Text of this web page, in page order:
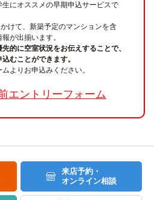
にオススメの早期申込サービスで
けて、新築予定のマンションを含
が出揃います。
的に空室状況をお伝えすることで、
むことができます。
よりお申込みください。
エントリーフォーム
来店予約・
オンライン相談